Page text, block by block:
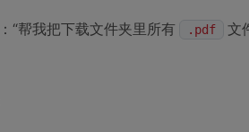
“帮我把下载文件夹里所有 .pdf
文